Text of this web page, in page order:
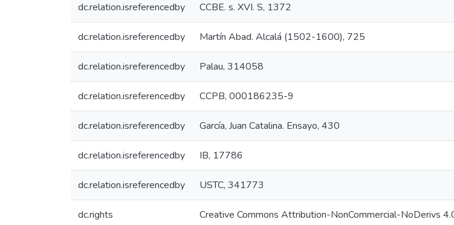
dc.relation.isreferencedby CCBE. s. XVI. S, 1372
dc.relation.isreferencedby Martín Abad. Alcalá (1502-1600), 725
dc.relation.isreferencedby Palau, 314058
dc.relation.isreferencedby CCPB, 000186235-9
dc.relation.isreferencedby García, Juan Catalina. Ensayo, 430
dc.relation.isreferencedby IB, 17786
dc.relation.isreferencedby USTC, 341773
dc.rights Creative Commons Attribution-NonCommercial-NoDerivs